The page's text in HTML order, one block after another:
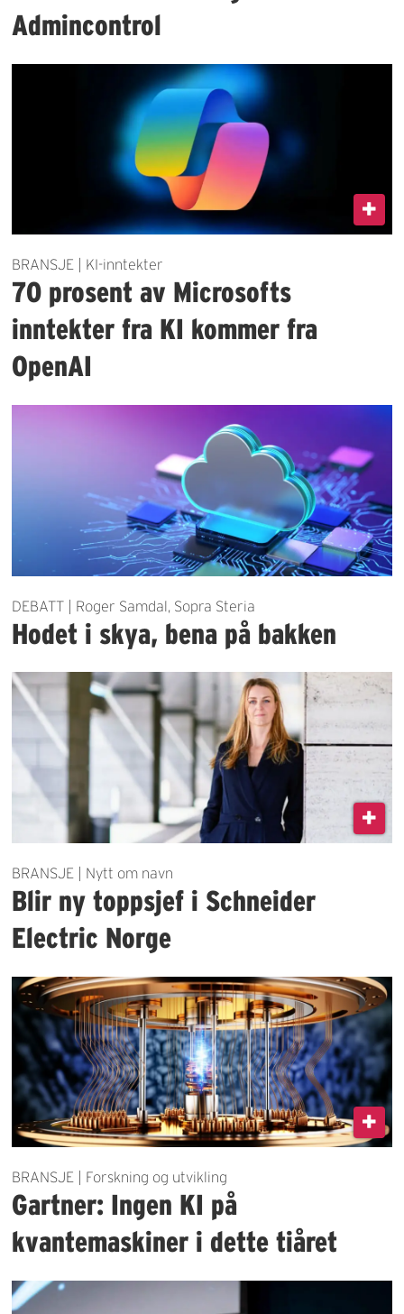
Admincontrol
BRANSJE | KI-inntekter
70 prosent av Microsofts
inntekter fra KI kommer fra
OpenAI
DEBATT | Roger Samdal, Sopra Steria
Hodet i skya, bena på bakken
BRANSJE | Nytt om navn
Blir ny toppsjef i Schneider
Electric Norge
BRANSJE | Forskning og utvikling
Gartner: Ingen KI på
kvantemaskiner i dette tiåret